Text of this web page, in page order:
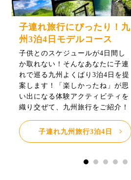
子連れ旅行にぴったり！九
州3泊4日モデルコース
子供とのスケジュールが4日間し
か取れない！そんなあなたに子連
れで巡る九州よくばり3泊4日を提
案します！「楽しかったね」が思
い出になる体験アクティビティを
織り交ぜて、九州旅行をご紹介！
子連れ九州旅行3泊4日